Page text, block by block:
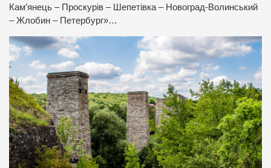
Кам’янець – Проскурів – Шепетівка – Новоград-Волинський
– Жлобин – Петербург»…